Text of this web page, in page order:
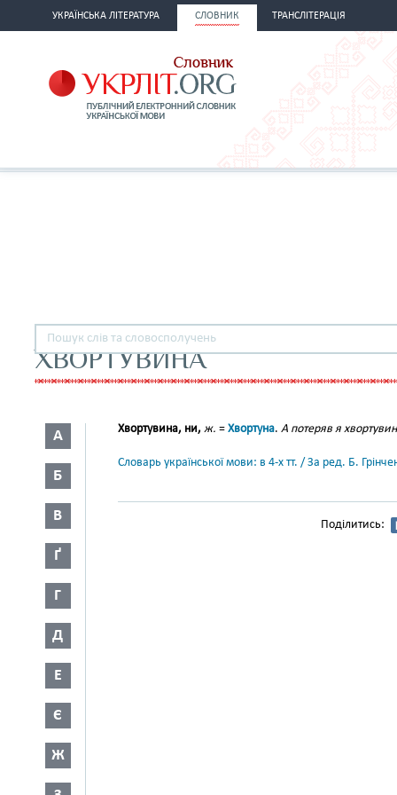
УКРАЇНСЬКА ЛІТЕРАТУРА СЛОВНИК ТРАНСЛІТЕРАЦІЯ
ХВОРТУВИНА
А
Б
В
Ґ
Г
Д
Е
Є
Ж
Хвортувина, ни, ж. = Хвортуна. А потеряв я
Словарь української мови: в 4-х тт. / За ред. Б.
Поділитись: